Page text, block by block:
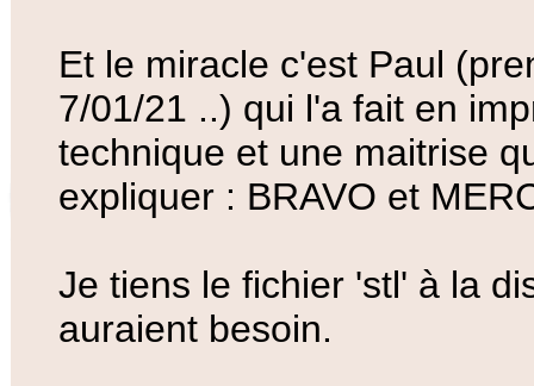
Et le miracle c'est Paul
7/01/21 ..) qui l'a fait en
technique et une maitrise
expliquer : BRAVO et
Je tiens le fichier 'stl' à la
auraient besoin.